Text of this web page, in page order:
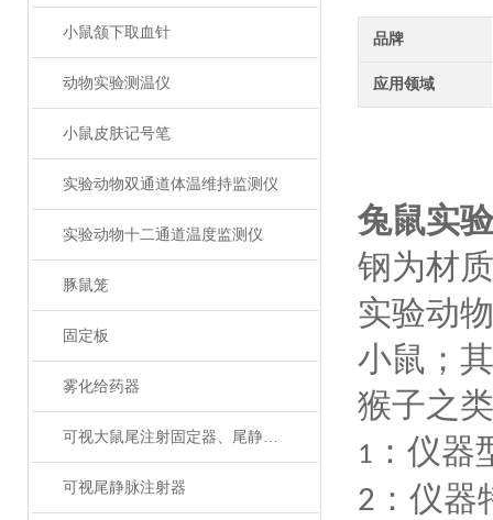
小鼠颔下取血针
动物实验测温仪
小鼠皮肤记号笔
实验动物双通道体温维持监测仪
实验动物十二通道温度监测仪
豚鼠笼
固定板
雾化给药器
可视大鼠尾注射固定器、尾静脉注射
可视尾静脉注射器
品牌
应用领域
兔鼠实
钢为材
实验动
小鼠；
猴子之
1 ：仪器
2 ：仪